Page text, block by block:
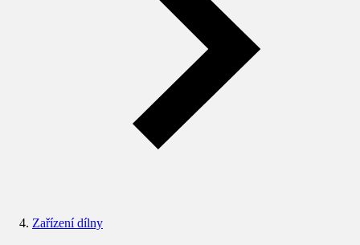
Zařízení dílny